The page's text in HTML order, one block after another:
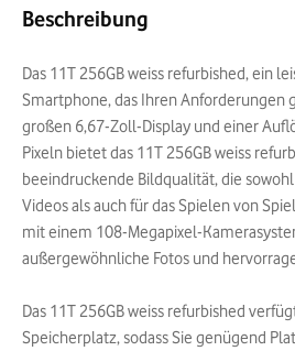
Beschreibung
Das 11T 256GB weiss refurbished, ein
Smartphone, das Ihren Anforderungen
großen 6,67-Zoll-Display und einer
Pixeln bietet das 11T 256GB weiss
beeindruckende Bildqualität, die
Videos als auch für das Spielen von
mit einem 108-Megapixel-
außergewöhnliche Fotos und
Das 11T 256GB weiss refurbished
Speicherplatz, sodass Sie genügend